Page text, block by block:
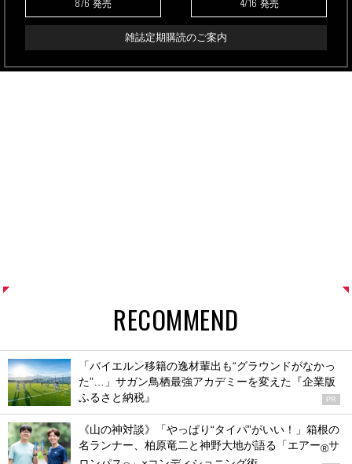
発売 発売
雑誌定期購読のご案内
RECOMMEND
「バイエルン移籍の逸材輩出も“グラウンドがなかっ
た”…」サガン鳥栖最強アカデミーを変えた『企業版
ふるさと納税』
PR
《山の神対談》「やっぱり“タイパ”がいい！」箱根の
名ランナー、柏原竜二と神野大地が語る「エアー®サ